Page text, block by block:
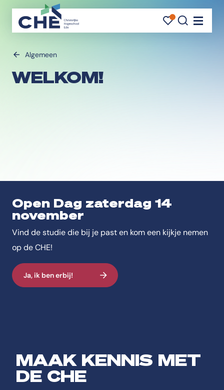
Algemeen
WELKOM!
Open Dag zaterdag 14
november
Vind de studie die bij je past en kom een kijkje nemen
op de CHE!
Ja, ik ben erbij!
MAAK KENNIS MET
DE CHE